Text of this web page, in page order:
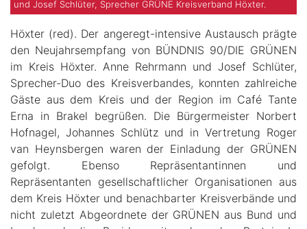
und Josef Schlüter, Sprecher GRÜNE Kreisverband Höxter.
Höxter (red). Der angeregt-intensive Austausch prägte
den Neujahrsempfang von BÜNDNIS 90/DIE GRÜNEN
im Kreis Höxter. Anne Rehrmann und Josef Schlüter,
Sprecher-Duo des Kreisverbandes, konnten zahlreiche
Gäste aus dem Kreis und der Region im Café Tante
Erna in Brakel begrüßen. Die Bürgermeister Norbert
Hofnagel, Johannes Schlütz und in Vertretung Roger
van Heynsbergen waren der Einladung der GRÜNEN
gefolgt. Ebenso Repräsentantinnen und
Repräsentanten gesellschaftlicher Organisationen aus
dem Kreis Höxter und benachbarter Kreisverbände und
nicht zuletzt Abgeordnete der GRÜNEN aus Bund und